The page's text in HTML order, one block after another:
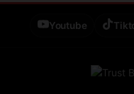
Youtube